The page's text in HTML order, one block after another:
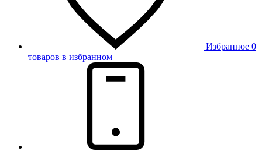
Избранное 0
товаров в избранном